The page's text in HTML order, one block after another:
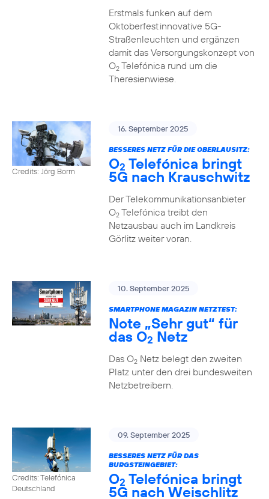
Erstmals funken auf dem
Oktoberfest innovative 5G-
Straßenleuchten und ergänzen
damit das Versorgungskonzept von
O2Telefónica rund um die
Theresienwiese.
Credits: Jörg Borm
16. September 2025
BESSERES NETZ FÜR DIE OBERLAUSITZ:
O2 Telefónica bringt
5G nach Krauschwitz
Der Telekommunikationsanbieter
O2Telefónica treibt den
Netzausbau auch im Landkreis
Görlitz weiter voran.
10. September 2025
SMARTPHONE MAGAZIN NETZTEST:
Note „Sehr gut“ für
das O2 Netz
Das O2Netz belegt den zweiten
Platz unter den drei bundesweiten
Netzbetreibern.
Credits: Telefónica
Deutschland
09. September 2025
BESSERES NETZ FÜR DAS
BURGSTEINGEBIET:
O2 Telefónica bringt
5G nach Weischlitz